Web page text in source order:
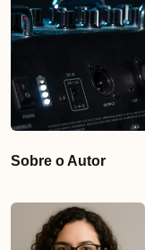
Sobre o Autor